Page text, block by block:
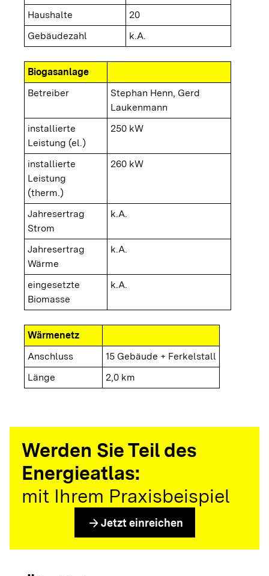
Haushalte
20
Gebäudezahl
k.A.
Biogasanlage
Betreiber
Stephan Henn, Gerd
Laukenmann
installierte
Leistung (el.)
250 kW
installierte
Leistung
(therm.)
260 kW
Jahresertrag
Strom
k.A.
Jahresertrag
Wärme
k.A.
eingesetzte
Biomasse
k.A.
Wärmenetz
Anschluss
15 Gebäude + Ferkelstall
Länge
2,0 km
Werden Sie Teil des
Energieatlas:
mit Ihrem Praxisbeispiel
arrow_forward Jetzt einreichen